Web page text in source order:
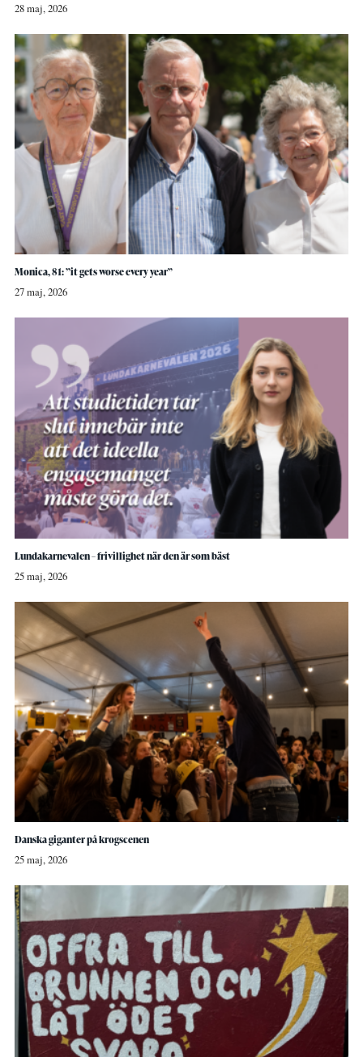
28 maj, 2026
Monica, 81: ”it gets worse every year”
27 maj, 2026
Lundakarnevalen – frivillighet när den är som bäst
25 maj, 2026
Danska giganter på krogscenen
25 maj, 2026